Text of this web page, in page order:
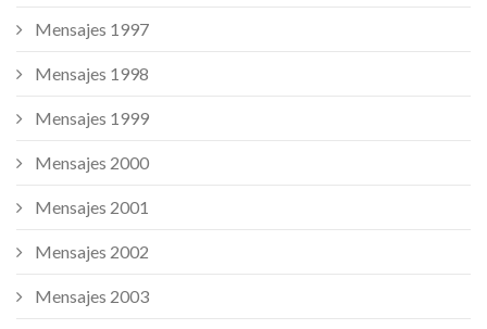
Mensajes 1997
Mensajes 1998
Mensajes 1999
Mensajes 2000
Mensajes 2001
Mensajes 2002
Mensajes 2003